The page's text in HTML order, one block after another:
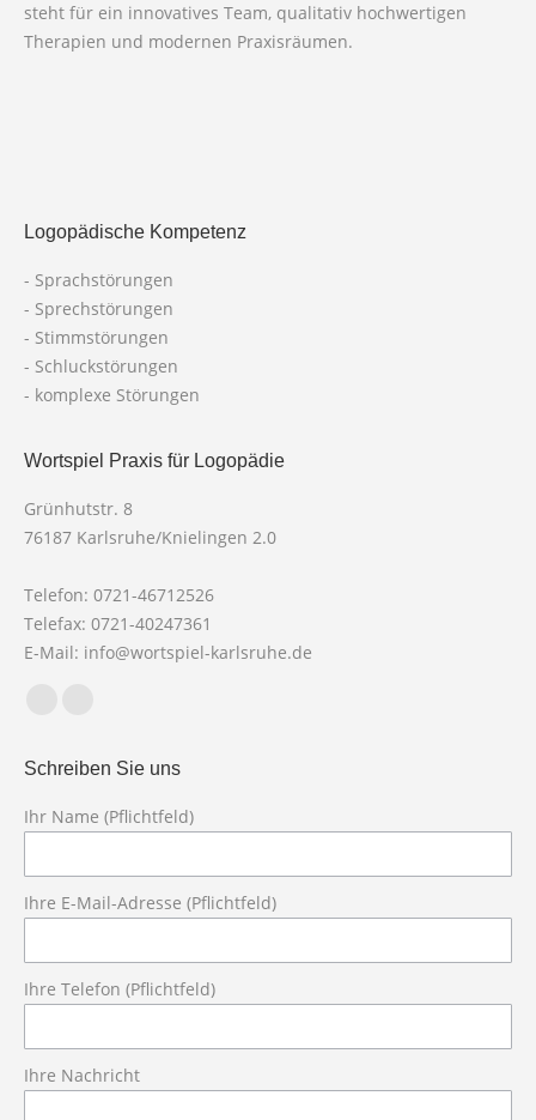
steht für ein innovatives Team, qualitativ hochwertigen
Therapien und modernen Praxisräumen.
Logopädische Kompetenz
- Sprachstörungen
- Sprechstörungen
- Stimmstörungen
- Schluckstörungen
- komplexe Störungen
Wortspiel Praxis für Logopädie
Grünhutstr. 8
76187 Karlsruhe/Knielingen 2.0
Telefon: 0721-46712526
Telefax: 0721-40247361
E-Mail: info@wortspiel-karlsruhe.de
opens
in
new
opens
new
Schreiben Sie uns
Ihr Name (Pflichtfeld)
Ihre E-Mail-Adresse (Pflichtfeld)
Ihre Telefon (Pflichtfeld)
Ihre Nachricht